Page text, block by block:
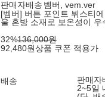
판매자배송 벰버, vem.ver
[벰버] 버튼 포인트 뷔스티
울 혼방 소재로 보온성이
32%136,000원
92,480원상품 쿠폰 적용가
배송
판매자
2~5일